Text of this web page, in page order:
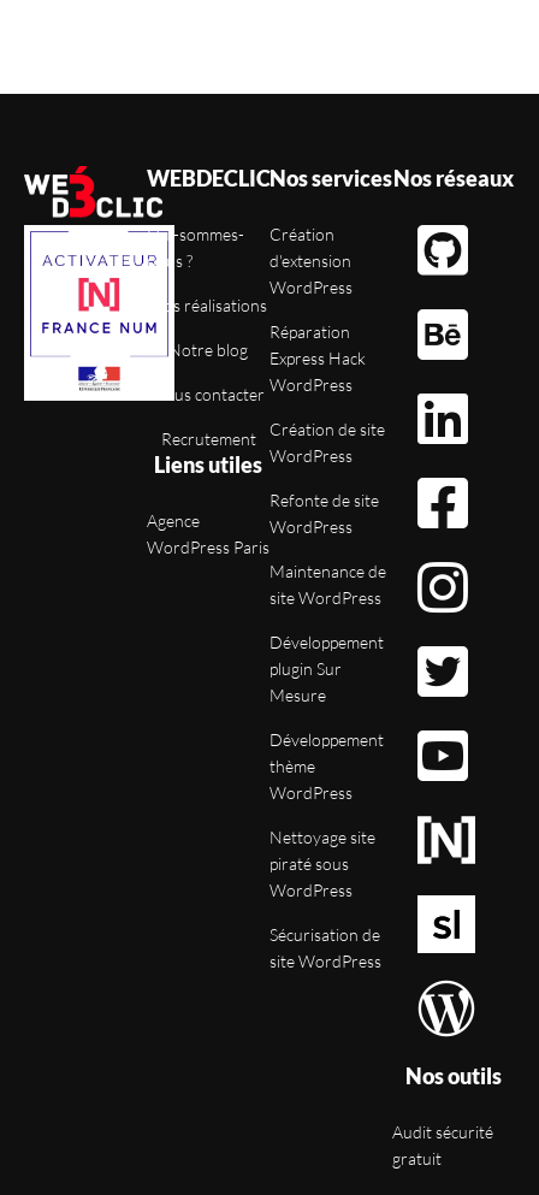
WEBDECLIC
Qui-sommes-
nous ?
Nos réalisations
Notre blog
Nous contacter
Recrutement
Liens utiles
Agence
WordPress Paris
Nos services
Création
d'extension
WordPress
Réparation
Express Hack
WordPress
Création de site
WordPress
Refonte de site
WordPress
Maintenance de
site WordPress
Développement
plugin Sur
Mesure
Développement
thème
WordPress
Nettoyage site
piraté sous
WordPress
Sécurisation de
site WordPress
Nos réseaux
Nos outils
Audit sécurité
gratuit